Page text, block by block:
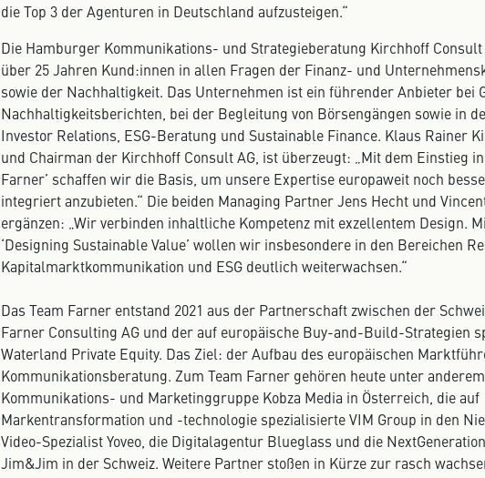
die Top 3 der Agenturen in Deutschland aufzusteigen.“
Die Hamburger Kommunikations- und Strategieberatung Kirchhoff
über 25 Jahren Kund:innen in allen Fragen der Finanz- und
sowie der Nachhaltigkeit. Das Unternehmen ist ein führender Anbieter bei
Nachhaltigkeitsberichten, bei der Begleitung von Börsengängen sowie in
Investor Relations, ESG-Beratung und Sustainable Finance. Klaus Rainer
und Chairman der Kirchhoff Consult AG, ist überzeugt: „Mit dem Einstieg in
Farner’ schaffen wir die Basis, um unsere Expertise europaweit noch
integriert anzubieten.“ Die beiden Managing Partner Jens Hecht und
ergänzen: „Wir verbinden inhaltliche Kompetenz mit exzellentem Design.
‘Designing Sustainable Value’ wollen wir insbesondere in den Bereichen
Kapitalmarktkommunikation und ESG deutlich weiterwachsen.“
Das Team Farner entstand 2021 aus der Partnerschaft zwischen der
Farner Consulting AG und der auf europäische Buy-and-Build-Strategien
Waterland Private Equity. Das Ziel: der Aufbau des europäischen
Kommunikationsberatung. Zum Team Farner gehören heute unter
Kommunikations- und Marketinggruppe Kobza Media in Österreich, die auf
Markentransformation und -technologie spezialisierte VIM Group in den
Video-Spezialist Yoveo, die Digitalagentur Blueglass und die
Jim&Jim in der Schweiz. Weitere Partner stoßen in Kürze zur rasch